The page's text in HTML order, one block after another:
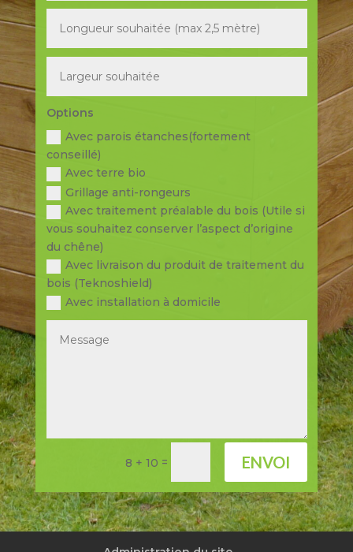
Options
Avec parois étanches(fortement
conseillé)
Avec terre bio
Grillage anti-rongeurs
Avec traitement préalable du bois (Utile si
vous souhaitez conserver l’aspect d’origine
du chêne)
Avec livraison du produit de traitement du
bois (Teknoshield)
Avec installation à domicile
8 + 10 = ENVOI